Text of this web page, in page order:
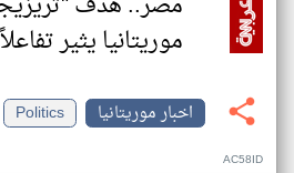
موريتانيا يثير تفاعلاً
اخبار موريتانيا
Politics
AC58ID